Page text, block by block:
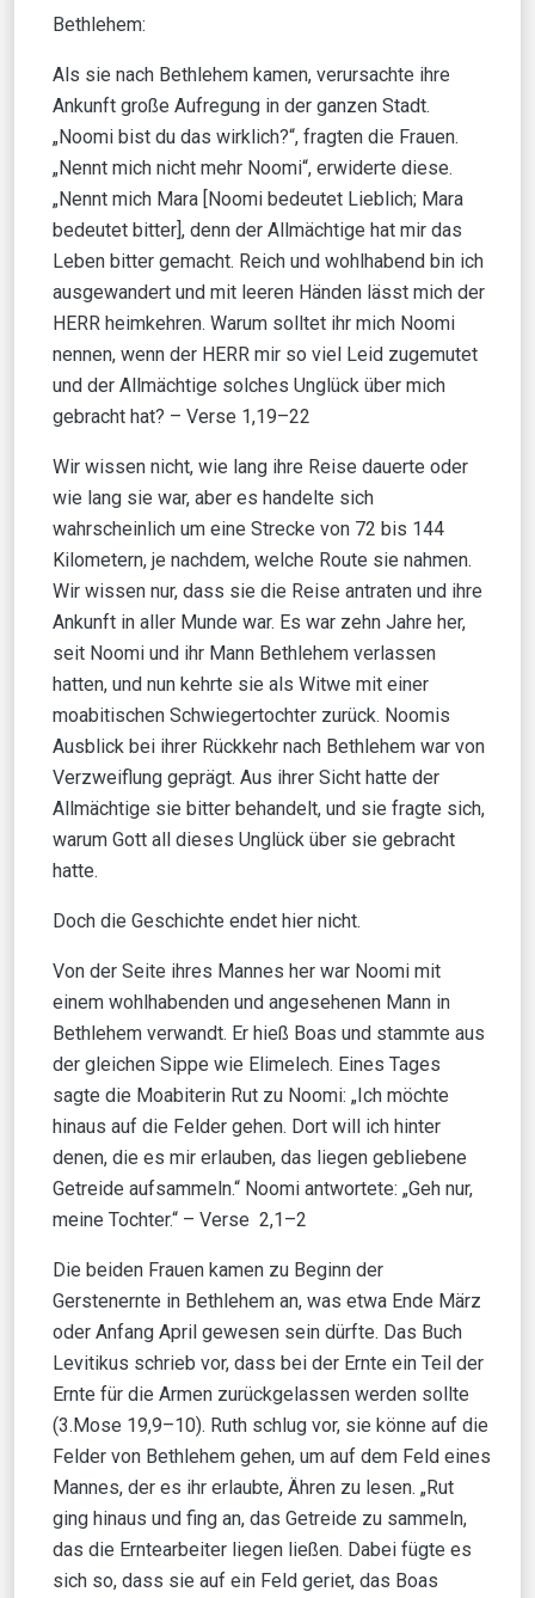
Bethlehem:
Als sie nach Bethlehem kamen, verursachte ihre
Ankunft große Aufregung in der ganzen Stadt.
„Noomi bist du das wirklich?“, fragten die Frauen.
„Nennt mich nicht mehr Noomi“, erwiderte diese.
„Nennt mich Mara [Noomi bedeutet Lieblich; Mara
bedeutet bitter], denn der Allmächtige hat mir das
Leben bitter gemacht. Reich und wohlhabend bin ich
ausgewandert und mit leeren Händen lässt mich der
HERR heimkehren. Warum solltet ihr mich Noomi
nennen, wenn der HERR mir so viel Leid zugemutet
und der Allmächtige solches Unglück über mich
gebracht hat? – Verse 1,19–22
Wir wissen nicht, wie lang ihre Reise dauerte oder
wie lang sie war, aber es handelte sich
wahrscheinlich um eine Strecke von 72 bis 144
Kilometern, je nachdem, welche Route sie nahmen.
Wir wissen nur, dass sie die Reise antraten und ihre
Ankunft in aller Munde war. Es war zehn Jahre her,
seit Noomi und ihr Mann Bethlehem verlassen
hatten, und nun kehrte sie als Witwe mit einer
moabitischen Schwiegertochter zurück. Noomis
Ausblick bei ihrer Rückkehr nach Bethlehem war von
Verzweiflung geprägt. Aus ihrer Sicht hatte der
Allmächtige sie bitter behandelt, und sie fragte sich,
warum Gott all dieses Unglück über sie gebracht
hatte.
Doch die Geschichte endet hier nicht.
Von der Seite ihres Mannes her war Noomi mit
einem wohlhabenden und angesehenen Mann in
Bethlehem verwandt. Er hieß Boas und stammte aus
der gleichen Sippe wie Elimelech. Eines Tages
sagte die Moabiterin Rut zu Noomi: „Ich möchte
hinaus auf die Felder gehen. Dort will ich hinter
denen, die es mir erlauben, das liegen gebliebene
Getreide aufsammeln.“ Noomi antwortete: „Geh nur,
meine Tochter.“ – Verse 2,1–2
Die beiden Frauen kamen zu Beginn der
Gerstenernte in Bethlehem an, was etwa Ende März
oder Anfang April gewesen sein dürfte. Das Buch
Levitikus schrieb vor, dass bei der Ernte ein Teil der
Ernte für die Armen zurückgelassen werden sollte
(3.Mose 19,9–10). Ruth schlug vor, sie könne auf die
Felder von Bethlehem gehen, um auf dem Feld eines
Mannes, der es ihr erlaubte, Ähren zu lesen. „Rut
ging hinaus und fing an, das Getreide zu sammeln,
das die Erntearbeiter liegen ließen. Dabei fügte es
sich so, dass sie auf ein Feld geriet, das Boas